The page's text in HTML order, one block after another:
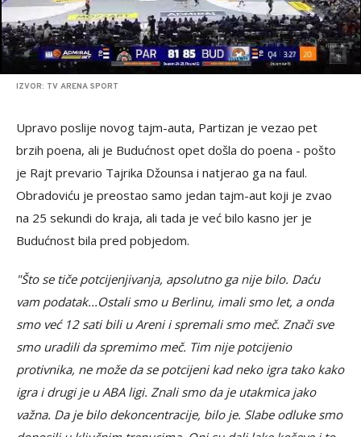
IZVOR: TV ARENA SPORT
Upravo poslije novog tajm-auta, Partizan je vezao pet
brzih poena, ali je Budućnost opet došla do poena - pošto
je Rajt prevario Tajrika Džounsa i natjerao ga na faul.
Obradoviću je preostao samo jedan tajm-aut koji je zvao
na 25 sekundi do kraja, ali tada je već bilo kasno jer je
Budućnost bila pred pobjedom.
"Što se tiče potcijenjivanja, apsolutno ga nije bilo. Daću
vam podatak...Ostali smo u Berlinu, imali smo let, a onda
smo već 12 sati bili u Areni i spremali smo meč. Znači sve
smo uradili da spremimo meč. Tim nije potcijenio
protivnika, ne može da se potcijeni kad neko igra tako kako
igra i drugi je u ABA ligi. Znali smo da je utakmica jako
važna. Da je bilo dekoncentracije, bilo je. Slabe odluke smo